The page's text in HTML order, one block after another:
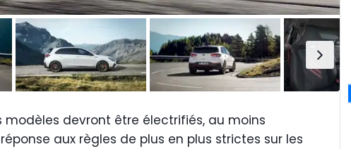
modèles devront être électrifiés, au moins
aux règles de plus en plus strictes sur les